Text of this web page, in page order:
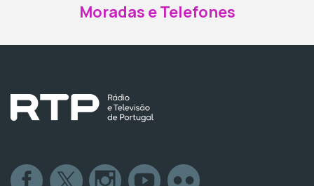
Moradas e Telefones